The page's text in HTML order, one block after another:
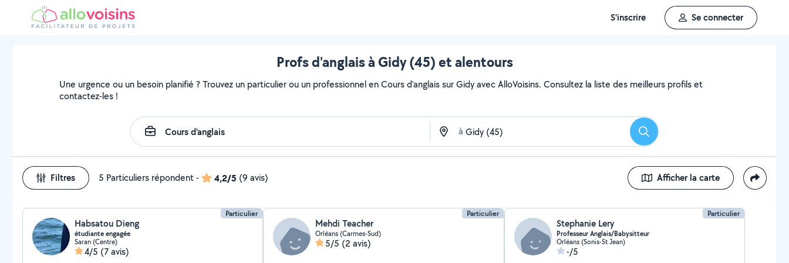
S'inscrire Se connecter
Profs d'anglais à Gidy (45) et alentours
Une urgence ou un besoin planifié ? Trouvez un particulier ou un professionnel en Cours d'anglais sur Gidy avec AlloVoisins. Consultez la liste des meilleurs profils et
contactez-les !
à Rechercher
Filtres 5 Particuliers répondent- 4,2/5 (9 avis) Afficher la carte
Particulier
Habsatou Dieng
étudiante engagée
Saran (Centre)
4/5 (7 avis)
Particulier
Mehdi Teacher
Orléans (Carmes-Sud)
5/5 (2 avis)
Particulier
Stephanie Lery
Professeur Anglais/Babysitteur
Orléans (Sonis-St Jean)
-/5